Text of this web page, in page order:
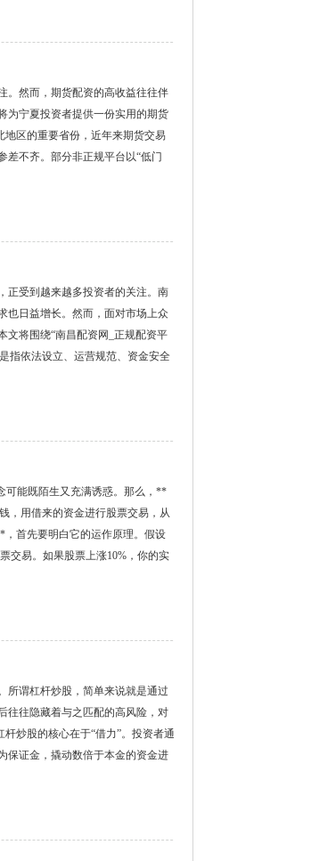
。然而，期货配资的高收益往往伴
为宁夏投资者提供一份实用的期货
地区的重要省份，近年来期货交易
差不齐。部分非正规平台以“低门
正受到越来越多投资者的关注。南
也日益增长。然而，面对市场上众
文将围绕“南昌配资网_正规配资平
指依法设立、运营规范、资金安全
可能既陌生又充满诱惑。那么，**
，用借来的资金进行股票交易，从
首先要明白它的运作原理。假设
交易。如果股票上涨10%，你的实
所谓杠杆炒股，简单来说就是通过
往往隐藏着与之匹配的高风险，对
炒股的核心在于“借力”。投资者通
保证金，撬动数倍于本金的资金进